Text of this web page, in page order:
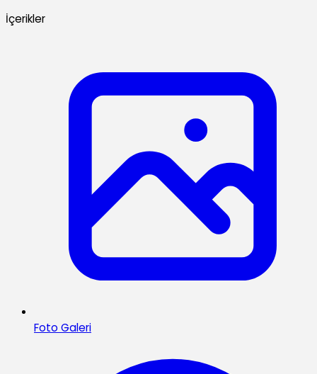
İçerikler
Foto Galeri